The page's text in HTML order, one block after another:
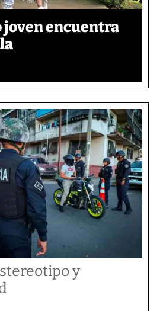
joven encuentra
y